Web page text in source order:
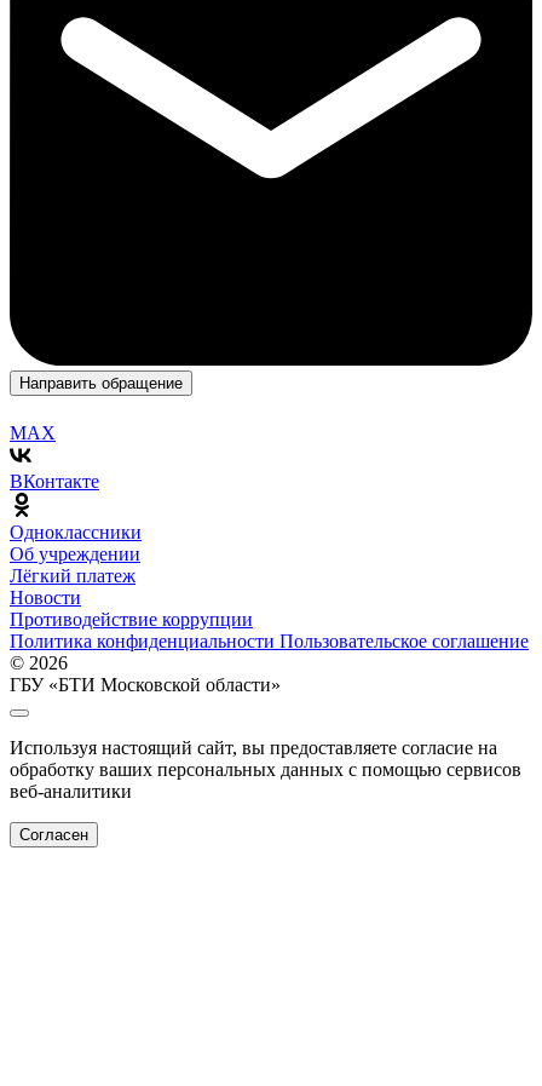
Направить обращение
MAX
ВКонтакте
Одноклассники
Об учреждении
Лёгкий платеж
Новости
Противодействие коррупции
Политика конфиденциальности Пользовательское соглашение
© 2026
ГБУ «БТИ Московской области»
Используя настоящий сайт, вы предоставляете согласие на
обработку ваших персональных данных с помощью сервисов
веб-аналитики
Согласен